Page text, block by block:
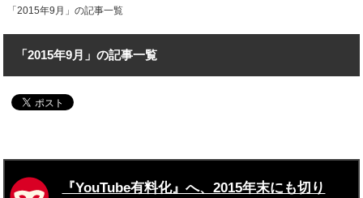
「2015年9月」の記事一覧
「2015年9月」の記事一覧
『YouTube有料化』へ、2015年末にも切り